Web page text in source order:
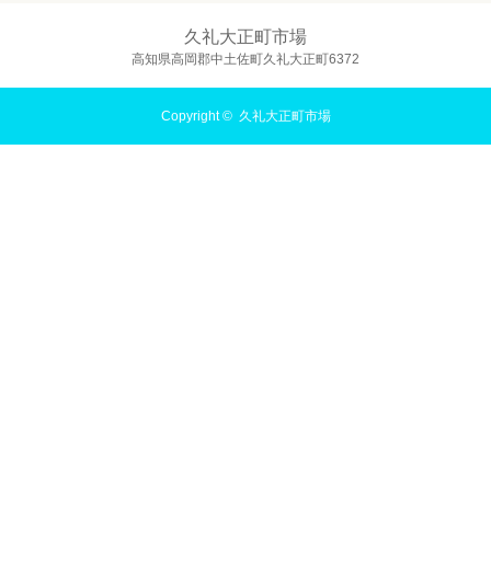
久礼大正町市場
高知県高岡郡中土佐町久礼大正町6372
Copyright © 久礼大正町市場